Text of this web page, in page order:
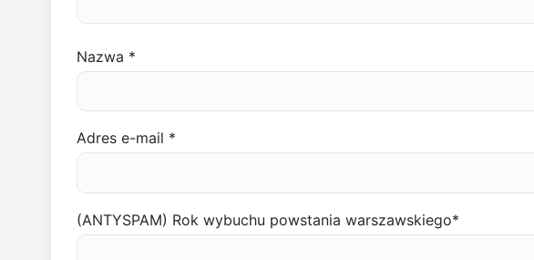
Nazwa *
Adres e-mail *
(ANTYSPAM) Rok wybuchu powstania warszawskiego*